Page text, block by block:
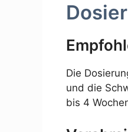
Die
und die
bis 4